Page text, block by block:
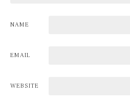
NAME
EMAIL
WEBSITE